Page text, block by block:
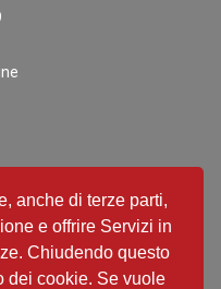
anche di terze parti,
e offrire Servizi in
Chiudendo questo
dei cookie. Se vuole
ad Alta intensità tra